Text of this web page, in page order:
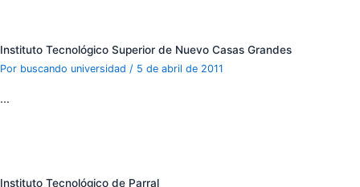
Instituto Tecnológico Superior de Nuevo Casas Grandes
Por buscando universidad / 5 de abril de 2011
…
Instituto Tecnológico de Parral